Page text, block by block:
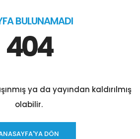
BULUNAMADI
404
ya da yayından kaldırılmış
olabilir.
DÖN